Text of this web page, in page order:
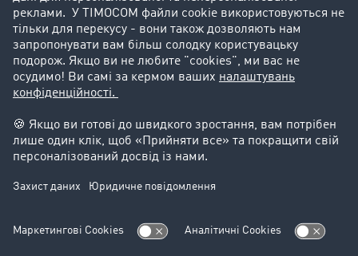
Контакт
+48 71 737 26 20
sales.ua@timocom.com